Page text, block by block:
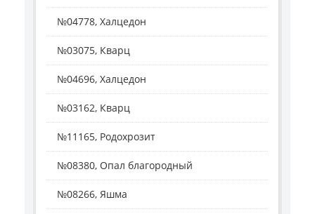
№04778, Халцедон
№03075, Кварц
№04696, Халцедон
№03162, Кварц
№11165, Родохрозит
№08380, Опал благородный
№08266, Яшма